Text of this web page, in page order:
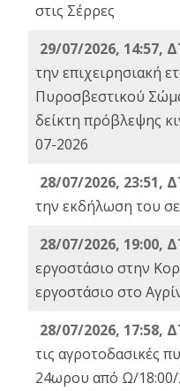
στις Σέρρες
29/07/2026, 14:57,
την επιχειρησιακή
Πυροσβεστικού
δείκτη πρόβλεψης
07-2026
28/07/2026, 23:51,
την εκδήλωση του
28/07/2026, 19:00,
εργοστάσιο στην
εργοστάσιο στο
28/07/2026, 17:58,
τις αγροτοδασικές
24ωρου από Ω/18:00/